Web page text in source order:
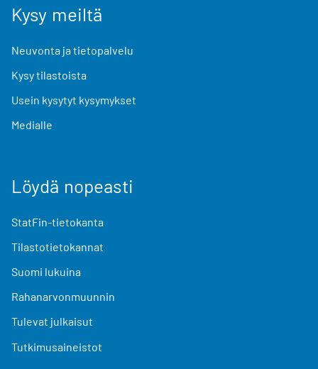
Kysy meiltä
Neuvonta ja tietopalvelu
Kysy tilastoista
Usein kysytyt kysymykset
Medialle
Löydä nopeasti
StatFin-tietokanta
Tilastotietokannat
Suomi lukuina
Rahanarvonmuunnin
Tulevat julkaisut
Tutkimusaineistot